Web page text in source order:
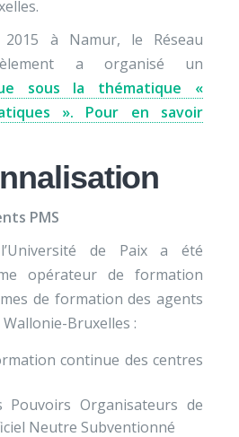
à Namur, le Réseau
a organisé un
sous la thématique «
». Pour en savoir
PMS
de Paix a été
opérateur de formation
de formation des agents
Bruxelles :
continue des centres
Pouvoirs Organisateurs de
Neutre Subventionné